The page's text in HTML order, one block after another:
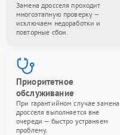
Замена дросселя проходит
многоэтапную проверку —
исключаем недоработки и
повторные сбои.
Приоритетное
обслуживание
При гарантийном случае замена
дросселя выполняется вне
очереди — быстро устраняем
проблему.